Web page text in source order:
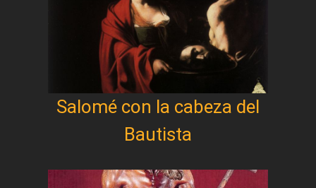
Salomé con la cabeza del
Bautista